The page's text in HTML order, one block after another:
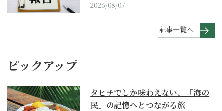
2026/08/07
記事一覧へ
ピックアップ
タヒチでしか味わえない、「海の
民」の記憶へとつながる旅